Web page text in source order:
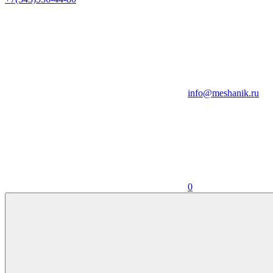
info@meshanik.ru
0